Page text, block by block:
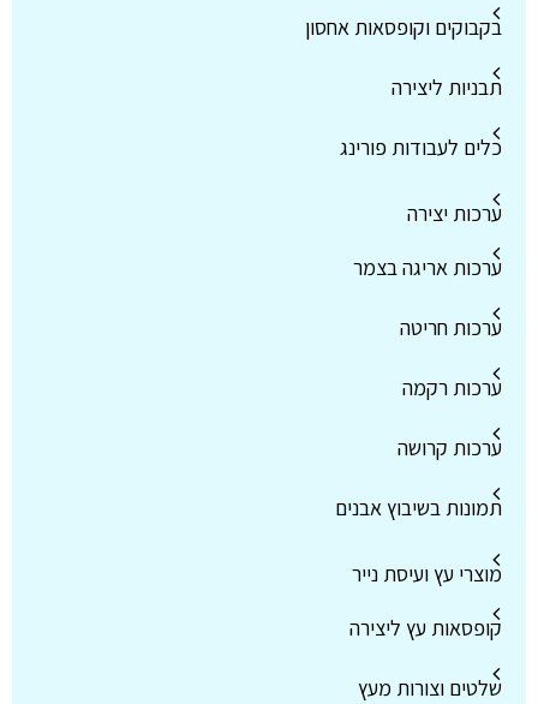
בקבוקים וקופסאות אחסון
תבניות ליצירה
כלים לעבודות פורינג
ערכות יצירה
ערכות אריגה בצמר
ערכות חריטה
ערכות רקמה
ערכות קרושה
תמונות בשיבוץ אבנים
מוצרי עץ ועיסת נייר
קופסאות עץ ליצירה
שלטים וצורות מעץ